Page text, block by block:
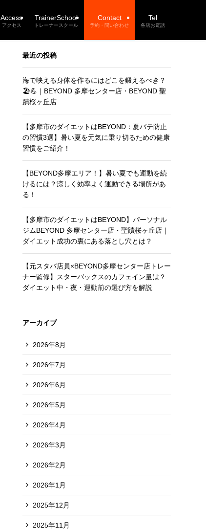
Access
アクセス
TrainerSchool
トレーナースクール
Contact
予約・問い合わせ
Tel
各店お電話
最近の投稿
海で映える身体を作るにはどこを鍛えるべき？
🏖️💪｜BEYOND 多摩センター店・BEYOND 聖
蹟桜ヶ丘店
【多摩市のダイエットはBEYOND：夏バテ防止
の習慣3選】暑い夏を元気に乗り切るための健康
習慣をご紹介！
【BEYOND多摩エリア！】暑い夏でも運動を続
けるには？涼しく効率よく運動できる場所があ
る！
【多摩市のダイエットはBEYOND】パーソナル
ジムBEYOND 多摩センター店・聖蹟桜ヶ丘店｜
ダイエット成功の裏にある落とし穴とは？
【元スタバ店員×BEYOND多摩センター店トレー
ナー監修】スターバックスのカフェイン量は？
ダイエット中・夜・運動前の選び方を解説
アーカイブ
2026年8月
2026年7月
2026年6月
2026年5月
2026年4月
2026年3月
2026年2月
2026年1月
2025年12月
2025年11月